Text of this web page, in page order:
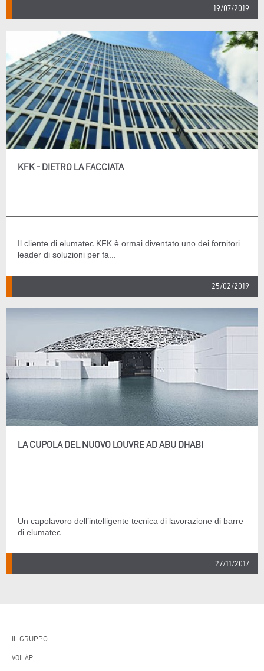
19/07/2019
KFK - DIETRO LA FACCIATA
Il cliente di elumatec KFK è ormai diventato uno dei fornitori
leader di soluzioni per fa...
25/02/2019
LA CUPOLA DEL NUOVO LOUVRE AD ABU DHABI
Un capolavoro dell’intelligente tecnica di lavorazione di barre
di elumatec
27/11/2017
IL GRUPPO
VOILÀP